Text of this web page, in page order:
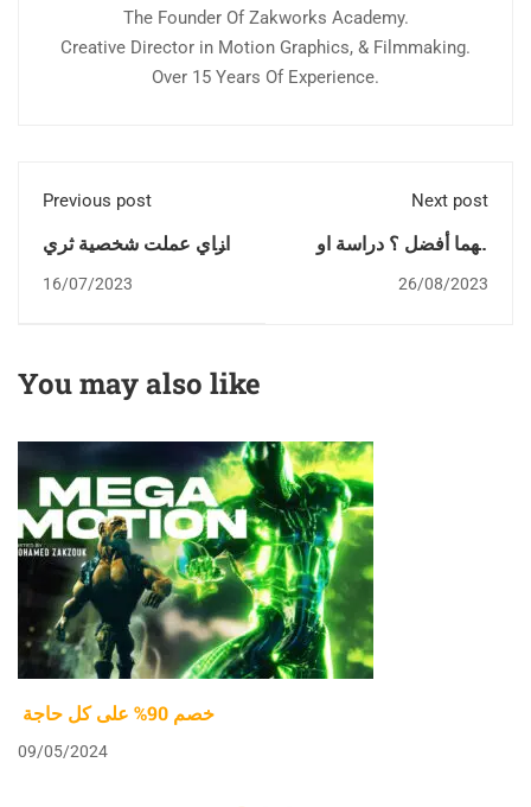
The Founder Of Zakworks Academy.
Creative Director in Motion Graphics, & Filmmaking.
Over 15 Years Of Experience.
Previous post
ازاي عملت شخصية ثري
دي مع حركات الوش
16/07/2023
Next post
ايهما أفضل ؟ دراسة او
تعليم ذاتي
26/08/2023
You may also like
خصم 90% على كل حاجة
09/05/2024